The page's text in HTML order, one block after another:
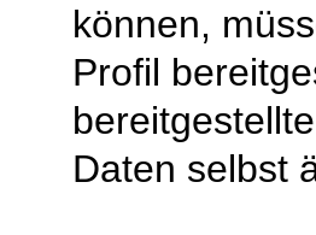
können,
Profil
Daten selbst